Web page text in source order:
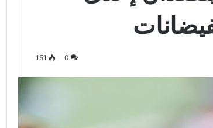
0
151